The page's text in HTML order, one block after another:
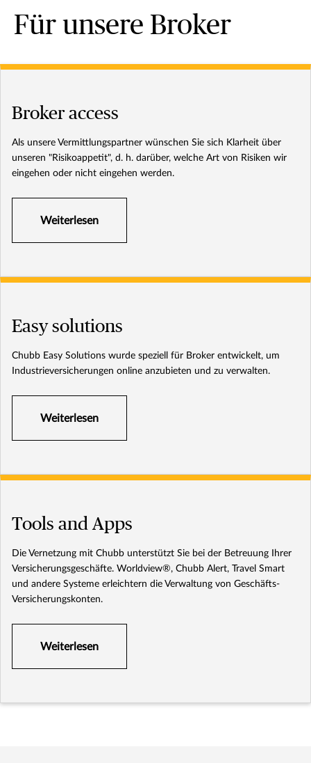
Für unsere Broker
Broker access
Als unsere Vermittlungspartner wünschen Sie sich Klarheit über
unseren "Risikoappetit", d. h. darüber, welche Art von Risiken wir
eingehen oder nicht eingehen werden.
Weiterlesen
Easy solutions
Chubb Easy Solutions wurde speziell für Broker entwickelt, um
Industrieversicherungen online anzubieten und zu verwalten.
Weiterlesen
Tools and Apps
Die Vernetzung mit Chubb unterstützt Sie bei der Betreuung Ihrer
Versicherungsgeschäfte. Worldview®, Chubb Alert, Travel Smart
und andere Systeme erleichtern die Verwaltung von Geschäfts-
Versicherungskonten.
Weiterlesen